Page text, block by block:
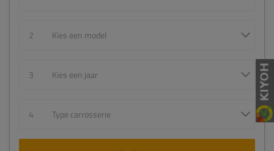
2 Kies een model
3 Kies een jaar
4 Type carrosserie